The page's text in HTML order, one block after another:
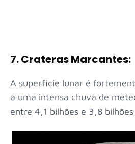
7. Crateras Marcantes:
A superfície lunar é
a uma intensa chuva de
entre 4,1 bilhões e 3,8